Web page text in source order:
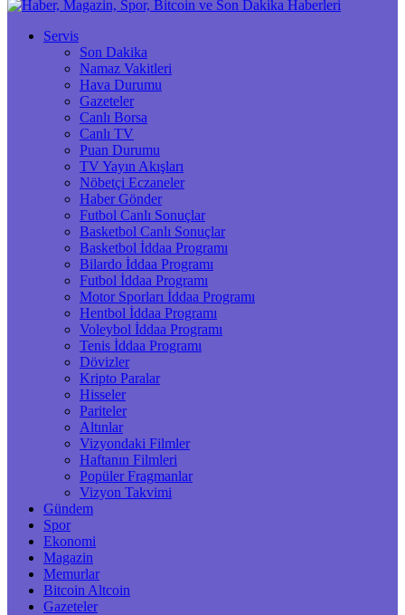
Servis
Son Dakika
Namaz Vakitleri
Hava Durumu
Gazeteler
Canlı Borsa
Canlı TV
Puan Durumu
TV Yayın Akışları
Nöbetçi Eczaneler
Haber Gönder
Futbol Canlı Sonuçlar
Basketbol Canlı Sonuçlar
Basketbol İddaa Programı
Bilardo İddaa Programı
Futbol İddaa Programı
Motor Sporları İddaa Programı
Hentbol İddaa Programı
Voleybol İddaa Programı
Tenis İddaa Programı
Dövizler
Kripto Paralar
Hisseler
Pariteler
Altınlar
Vizyondaki Filmler
Haftanın Filmleri
Popüler Fragmanlar
Vizyon Takvimi
Gündem
Spor
Ekonomi
Magazin
Memurlar
Bitcoin Altcoin
Gazeteler